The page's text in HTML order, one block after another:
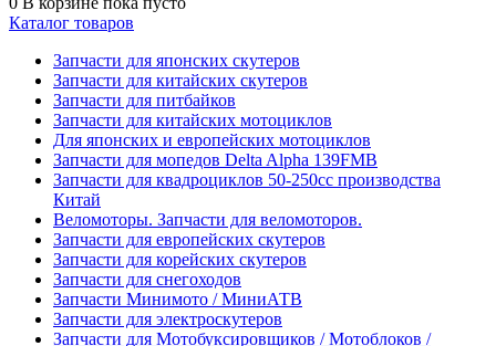
Каталог товаров
Запчасти для японских скутеров
Запчасти для китайских скутеров
Запчасти для питбайков
Запчасти для китайских мотоциклов
Для японских и европейских мотоциклов
Запчасти для мопедов Delta Alpha 139FMB
Запчасти для квадроциклов 50-250сс производства
Китай
Веломоторы. Запчасти для веломоторов.
Запчасти для европейских скутеров
Запчасти для корейских скутеров
Запчасти для снегоходов
Запчасти Минимото / МиниАТВ
Запчасти для электроскутеров
Запчасти для Мотобуксировщиков / Мотоблоков /